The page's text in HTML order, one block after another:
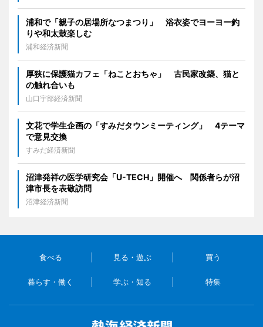
浦和で「親子の居場所なつまつり」 浴衣姿でヨーヨー釣
りや和太鼓楽しむ
浦和経済新聞
厚狭に保護猫カフェ「ねことおちゃ」 古民家改築、猫と
の触れ合いも
山口宇部経済新聞
文花で学生企画の「すみだタウンミーティング」 4テーマ
で意見交換
すみだ経済新聞
沼津発祥の医学研究会「U-TECH」開催へ 関係者らが沼
津市長を表敬訪問
沼津経済新聞
食べる 見る・遊ぶ 買う
暮らす・働く 学ぶ・知る 特集